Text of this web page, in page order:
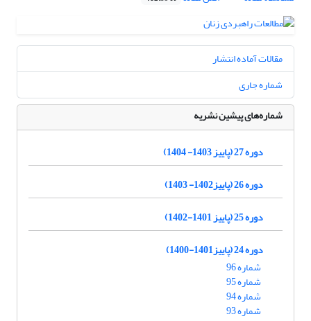
مقالات آماده انتشار
شماره جاری
شماره‌های پیشین نشریه
دوره 27 (پاییز 1403- 1404)
دوره 26 (پاییز1402- 1403)
دوره 25 (پاییز 1401-1402)
دوره 24 (پاییز1401-1400)
شماره 96
شماره 95
شماره 94
شماره 93